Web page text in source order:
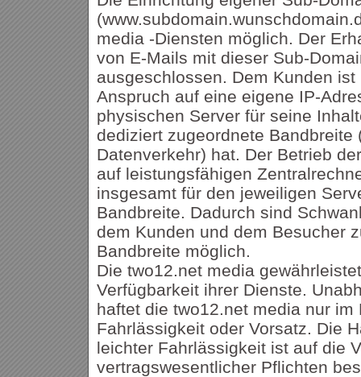
media -Diensten möglich. Der
von E-Mails mit dieser Sub-
ausgeschlossen. Dem Kunden
Anspruch auf eine eigene IP-
physischen Server für seine
dediziert zugeordnete Bandbreite
Datenverkehr) hat. Der Betrieb
auf leistungsfähigen
insgesamt für den jeweiligen
Bandbreite. Dadurch sind
dem Kunden und dem Besucher
Bandbreite möglich.
Die two12.net media
Verfügbarkeit ihrer Dienste.
haftet die two12.net media nur im
Fahrlässigkeit oder Vorsatz. Die
leichter Fahrlässigkeit ist auf die
vertragswesentlicher Pflichten